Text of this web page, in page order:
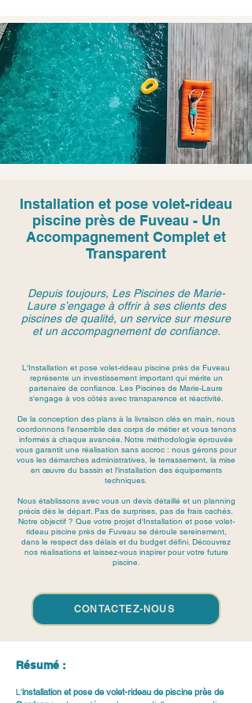
Installation et pose volet-rideau
piscine près de Fuveau - Un
Accompagnement Complet et
Transparent
Depuis toujours, Les Piscines de Marie-
Laure s’engage à offrir à ses clients des
piscines de qualité, un service sur mesure
et un accompagnement de confiance.
L'Installation et pose volet-rideau piscine près de Fuveau
représente un investissement important qui mérite un
partenaire de confiance. Les Piscines de Marie-Laure
s'engage à vos côtés avec transparence et réactivité.
De la conception des plans à la livraison clés en main, nous
coordonnons l'ensemble des corps de métier et vous tenons
informés à chaque avancée. Notre méthodologie éprouvée
vous garantit une réalisation sans accroc : nous gérons pour
vous les démarches administratives, le terrassement, la mise
en œuvre du bassin et l'installation des équipements
techniques.
Nous établissons avec vous un devis détaillé et un planning
précis dès le départ. Pas de surprises, pas de frais cachés.
Notre objectif ? Que votre projet d'Installation et pose volet-
rideau piscine près de Fuveau se déroule sereinement,
dans le respect des délais et du budget défini. Découvrez
nos réalisations et laissez-vous inspirer pour votre future
piscine.
CONTACTEZ-NOUS
Résumé :
L'installation et pose de volet-rideau de piscine près de